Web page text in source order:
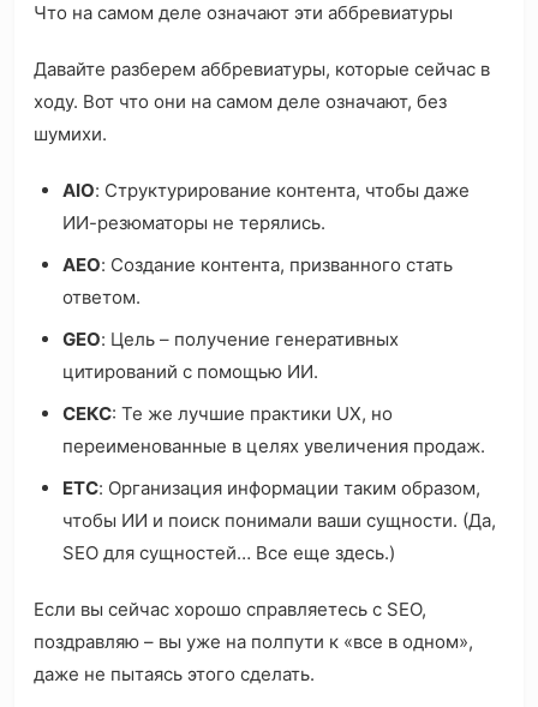
Что на самом деле означают эти аббревиатуры
Давайте разберем аббревиатуры, которые сейчас в
ходу. Вот что они на самом деле означают, без
шумихи.
AIO: Структурирование контента, чтобы даже
ИИ-резюматоры не терялись.
AEO: Создание контента, призванного стать
ответом.
GEO: Цель – получение генеративных
цитирований с помощью ИИ.
СЕКС: Те же лучшие практики UX, но
переименованные в целях увеличения продаж.
ETC: Организация информации таким образом,
чтобы ИИ и поиск понимали ваши сущности. (Да,
SEO для сущностей… Все еще здесь.)
Если вы сейчас хорошо справляетесь с SEO,
поздравляю – вы уже на полпути к «все в одном»,
даже не пытаясь этого сделать.